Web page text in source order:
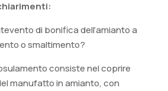
di bonifica dell’amianto a
o smaltimento?
consiste nel coprire
manufatto in amianto, con